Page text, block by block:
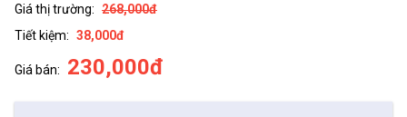
Giá thị trường: 268,000đ
Tiết kiệm: 38,000đ
Giá bán: 230,000đ